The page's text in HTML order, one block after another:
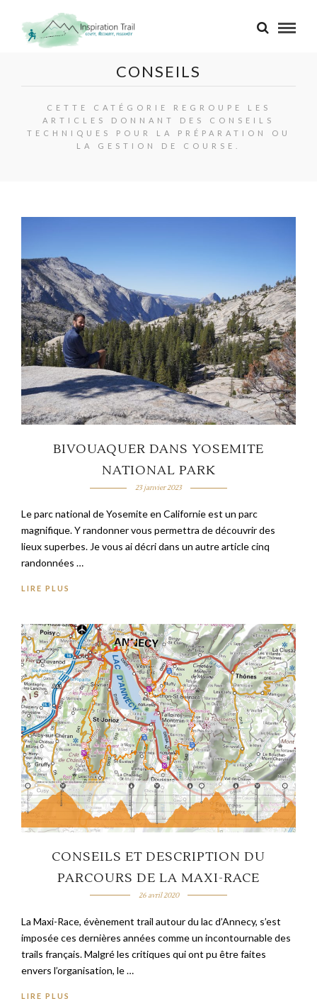
CONSEILS
CETTE CATÉGORIE REGROUPE LES
ARTICLES DONNANT DES CONSEILS
TECHNIQUES POUR LA PRÉPARATION OU
LA GESTION DE COURSE.
BIVOUAQUER DANS YOSEMITE
NATIONAL PARK
23 janvier 2023
Le parc national de Yosemite en Californie est un parc
magnifique. Y randonner vous permettra de découvrir des
lieux superbes. Je vous ai décri dans un autre article cinq
randonnées …
LIRE PLUS
CONSEILS ET DESCRIPTION DU
PARCOURS DE LA MAXI-RACE
26 avril 2020
La Maxi-Race, évènement trail autour du lac d’Annecy, s’est
imposée ces dernières années comme un incontournable des
trails français. Malgré les critiques qui ont pu être faites
envers l’organisation, le …
LIRE PLUS